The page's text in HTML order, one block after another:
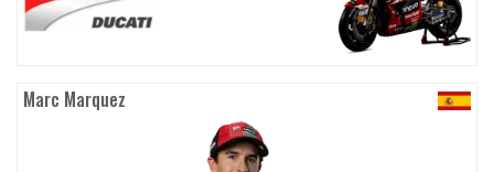
Marc Marquez